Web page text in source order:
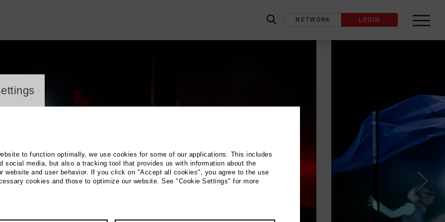
label_search
NETWORK LOGIN
to function optimally, we use cookies for some of our applications. This includes
social media, but also a tracking tool that provides us with information about the
website and user behavior. If you click on "Accept all cookies", you agree to the use
cookies and those to optimize our website. See "Cookie Settings" for more